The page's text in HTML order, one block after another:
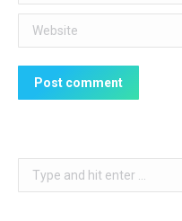
Website
Post comment
Search: